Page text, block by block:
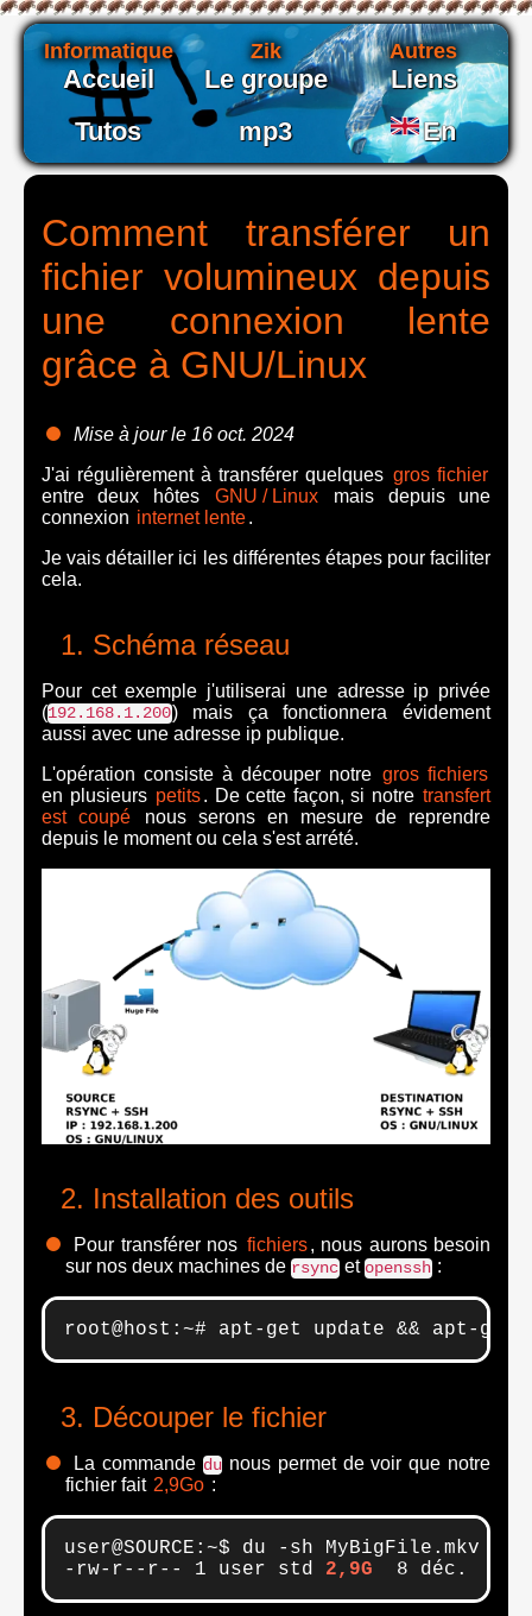
Informatique
Accueil
Tutos
Zik
Le groupe
mp3
Autres
Liens
En
Comment transférer un
fichier volumineux depuis
une connexion lente
grâce à GNU/Linux
Mise à jour le 16 oct. 2024
J'ai régulièrement à transférer quelques gros fichier
entre deux hôtes
GNU / Linux
mais depuis une
connexion internet lente.
Je vais détailler ici les différentes étapes pour faciliter
cela.
Schéma réseau
Pour cet exemple j'utiliserai une adresse ip privée
(192.168.1.200) mais ça fonctionnera évidement
aussi avec une adresse ip publique.
L'opération consiste à découper notre gros fichiers
en plusieurs petits. De cette façon, si notre transfert
est coupé
nous serons en mesure de reprendre
depuis le moment ou cela s'est arrété.
Installation des outils
Pour transférer nos fichiers , nous aurons besoin
sur nos deux machines de rsyncet openssh:
root@host:~# apt-get update && apt-
Découper le fichier
La commande du nous permet de voir que notre
fichier fait 2,9Go :
user@SOURCE:~$ du -sh MyBigFile.mkv
-rw-r--r-- 1 user std 2,9G
8 déc.